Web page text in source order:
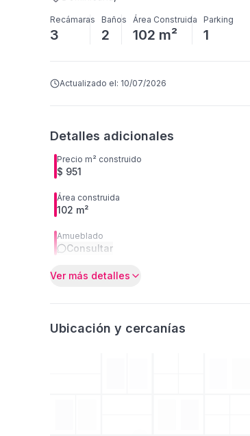
Recámaras
3
Baños
2
Área Construida
102 m²
Parking
1
Actualizado el: 10/07/2026
Detalles adicionales
Precio m² construido
$ 951
Área construida
102 m²
Amueblado
Consultar
Ver más detalles
Ubicación y cercanías